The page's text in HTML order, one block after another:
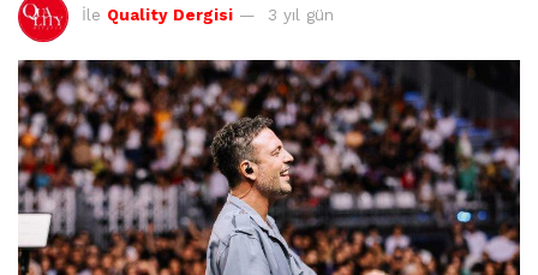
İle Quality Dergisi 3 yıl gün